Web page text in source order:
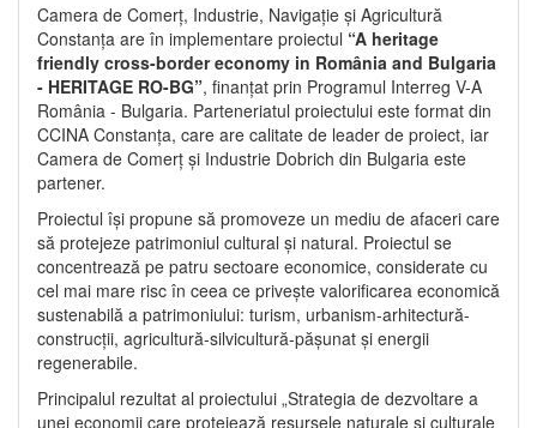
Camera de Comerț, Industrie, Navigație și Agricultură
Constanța are în implementare proiectul “A heritage
friendly cross-border economy in România and Bulgaria
- HERITAGE RO-BG”, finanțat prin Programul Interreg V-A
România - Bulgaria. Parteneriatul proiectului este format din
CCINA Constanța, care are calitate de leader de proiect, iar
Camera de Comerț și Industrie Dobrich din Bulgaria este
partener.
Proiectul își propune să promoveze un mediu de afaceri care
să protejeze patrimoniul cultural și natural. Proiectul se
concentrează pe patru sectoare economice, considerate cu
cel mai mare risc în ceea ce privește valorificarea economică
sustenabilă a patrimoniului: turism, urbanism-arhitectură-
construcții, agricultură-silvicultură-pășunat și energii
regenerabile.
Principalul rezultat al proiectului „Strategia de dezvoltare a
unei economii care protejează resursele naturale și culturale